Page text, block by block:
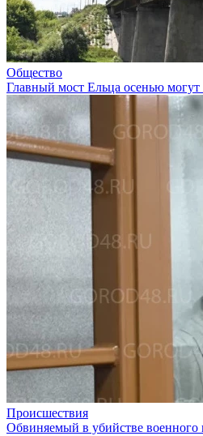
Общество
Главный мост Ельца осенью могут
Происшествия
Обвиняемый в убийстве военного